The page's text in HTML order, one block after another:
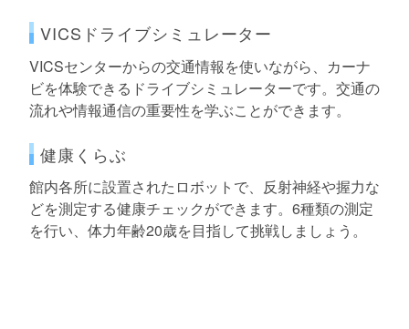
VICSドライブシミュレーター
VICSセンターからの交通情報を使いながら、カーナ
ビを体験できるドライブシミュレーターです。交通の
流れや情報通信の重要性を学ぶことができます。
健康くらぶ
館内各所に設置されたロボットで、反射神経や握力な
どを測定する健康チェックができます。6種類の測定
を行い、体力年齢20歳を目指して挑戦しましょう。